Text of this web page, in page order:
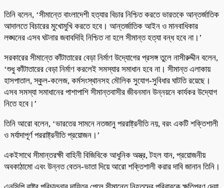
তিনি বলেন, ‘সীমান্তে বাংলাদেশী হত্যার বিচার নিশ্চিত করতে ভারতকে আন্তর্জাতিক
আদালতে বিচারের মুখোমুখি করতে হবে। আন্তর্জাতিক আইন ও মানবাধিকার
লঙ্ঘনের এসব ঘটনার জবাবদিহি নিশ্চিত না হলে সীমান্ত হত্যা বন্ধ হবে না।’
সরকারের সীমান্তে কাঁটাতারের বেড়া নির্মাণ উদ্যোগের প্রসঙ্গ তুলে নাসীরুদ্দীন বলেন,
‘শুধু কাঁটাতারের বেড়া নির্মাণ করলেই সমস্যার সমাধান হবে না। সীমান্ত এলাকায়
হাসপাতাল, স্কুল-কলেজ, কর্মসংস্থানসহ মৌলিক সুযোগ-সুবিধার ঘাটতি রয়েছে।
এসব সমস্যা সমাধানের পাশাপাশি সীমান্তবাসীর জীবনমান উন্নয়নে কার্যকর উদ্যোগ
নিতে হবে।’
তিনি আরো বলেন, ‘ভারতের সামনে নতজানু পররাষ্ট্রনীতি নয়, বরং একটি শক্তিশালী
ও মর্যাদাপূর্ণ পররাষ্ট্রনীতি প্রয়োজন।’
একইসাথে সীমান্তরক্ষী বাহিনী বিজিবিকে আধুনিক অস্ত্র, টহল যান, প্রয়োজনীয়
অবকাঠামো এবং উন্নত বেতন-ভাতা দিয়ে আরো শক্তিশালী করার দাবি জানান তিনি।